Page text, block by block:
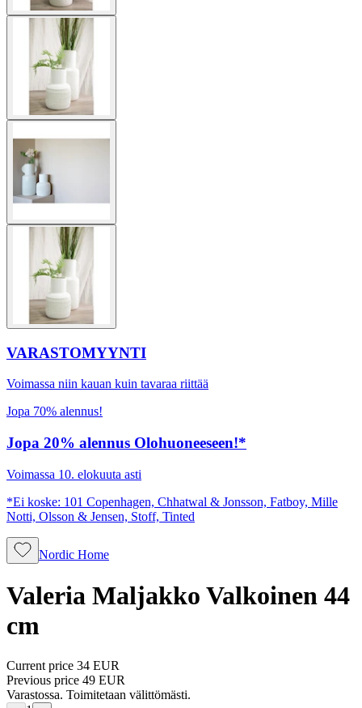
VARASTOMYYNTI
Voimassa niin kauan kuin tavaraa riittää
Jopa 70% alennus!
Jopa 20% alennus Olohuoneeseen!*
Voimassa 10. elokuuta asti
*Ei koske: 101 Copenhagen, Chhatwal & Jonsson, Fatboy, Mille
Notti, Olsson & Jensen, Stoff, Tinted
Nordic Home
Valeria Maljakko Valkoinen 44
cm
Current price 34 EUR
Previous price 49 EUR
Varastossa. Toimitetaan välittömästi.